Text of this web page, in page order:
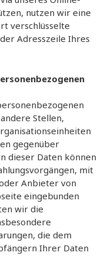
nutzen wir eine
verschlüsselte
Adresszeile Ihres
Stellen,
gegenüber
dieser Daten können
mit
Anbieter von
eingebunden
wir die
die dem
Ihrer Daten